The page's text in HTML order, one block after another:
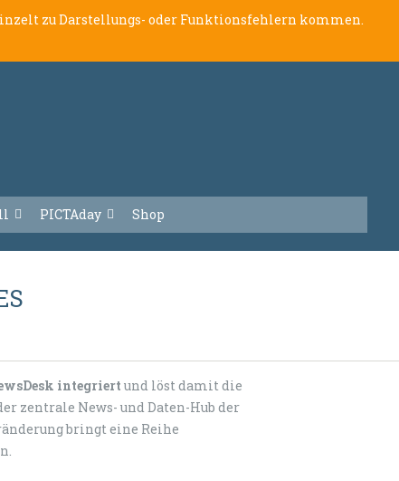
zu Darstellungs- oder Funktionsfehlern kommen.
PICTAday Shop
integriert und löst damit die
zentrale News- und Daten-Hub der
bringt eine Reihe